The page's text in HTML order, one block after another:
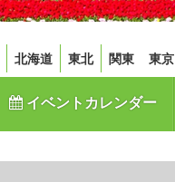
北海道 東北 関東 東京
イベントカレンダー